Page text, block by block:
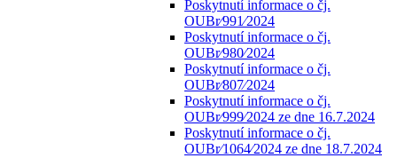
Poskytnutí informace o čj.
OUBr⁄991⁄2024
Poskytnutí informace o čj.
OUBr⁄980⁄2024
Poskytnutí informace o čj.
OUBr⁄807⁄2024
Poskytnutí informace o čj.
OUBr⁄999⁄2024 ze dne 16.7.2024
Poskytnutí informace o čj.
OUBr⁄1064⁄2024 ze dne 18.7.2024